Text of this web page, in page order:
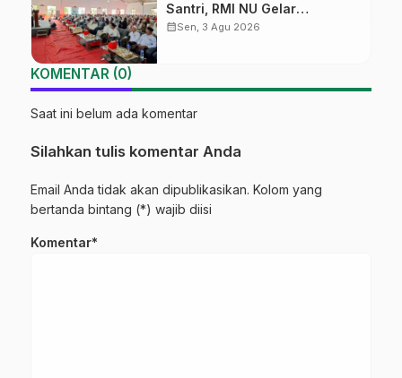
Santri, RMI NU Gelar
‘Sambang Pesantren’ di Pati
calendar_monthSen, 3 Agu 2026
KOMENTAR (0)
Saat ini belum ada komentar
Silahkan tulis komentar Anda
Email Anda tidak akan dipublikasikan. Kolom yang
bertanda bintang (*) wajib diisi
Komentar*